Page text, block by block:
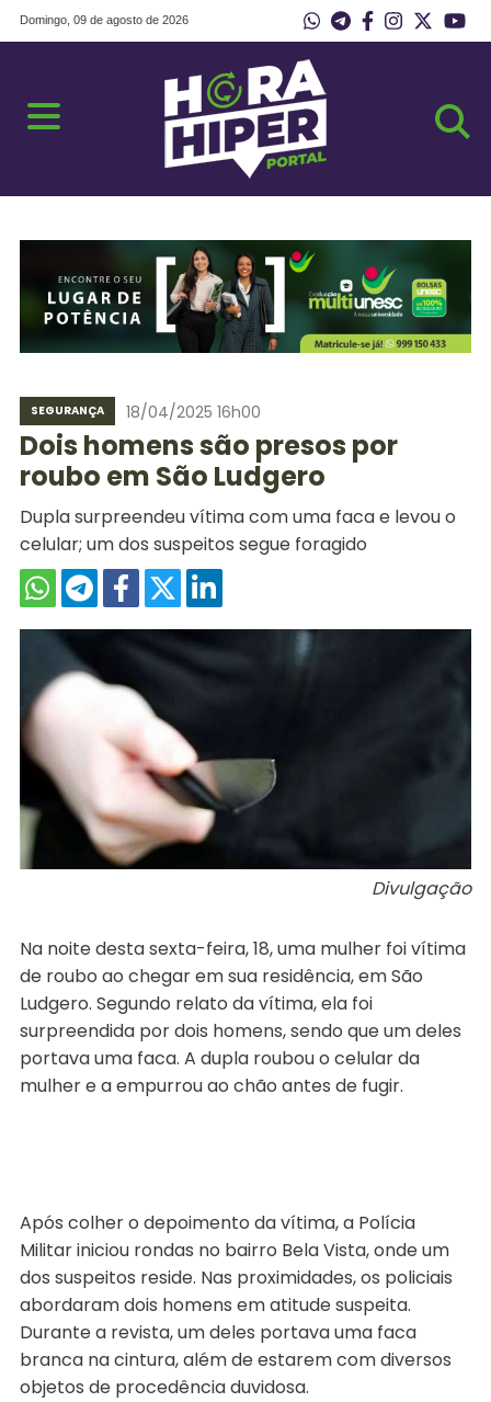
Domingo, 09 de agosto de 2026
SEGURANÇA 18/04/2025 16h00
Dois homens são presos por
roubo em São Ludgero
Dupla surpreendeu vítima com uma faca e levou o
celular; um dos suspeitos segue foragido
Divulgação
Na noite desta sexta-feira, 18, uma mulher foi vítima
de roubo ao chegar em sua residência, em São
Ludgero. Segundo relato da vítima, ela foi
surpreendida por dois homens, sendo que um deles
portava uma faca. A dupla roubou o celular da
mulher e a empurrou ao chão antes de fugir.
Após colher o depoimento da vítima, a Polícia
Militar iniciou rondas no bairro Bela Vista, onde um
dos suspeitos reside. Nas proximidades, os policiais
abordaram dois homens em atitude suspeita.
Durante a revista, um deles portava uma faca
branca na cintura, além de estarem com diversos
objetos de procedência duvidosa.